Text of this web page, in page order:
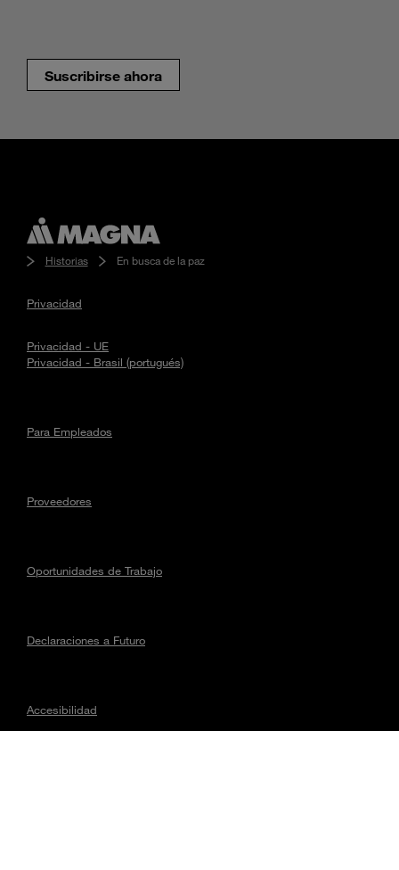
Suscribirse ahora
Historias En busca de la paz
Privacidad
Privacidad - UE
Privacidad - Brasil (portugués)
Para Empleados
Proveedores
Oportunidades de Trabajo
Declaraciones a Futuro
Accesibilidad